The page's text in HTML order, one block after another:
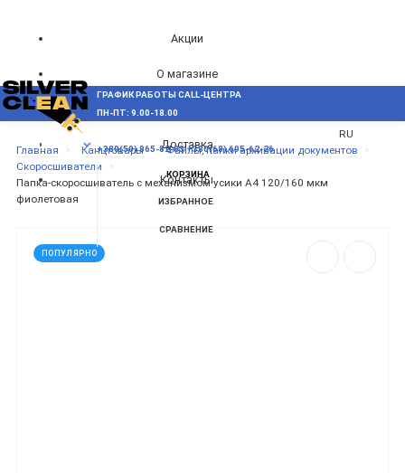
Акции
О магазине
Блог
Доставка
Контакты
RU
МЕНЮ
ГРАФИК РАБОТЫ CALL-ЦЕНТРА
ПН-ПТ: 9.00-18.00
+380(50) 865-82-83+380(68) 695-62-26
КОРЗИНА
ИЗБРАННОЕ
СРАВНЕНИЕ
Главная Канцтовары
Файлы, папки архивации документов
Скоросшиватели
Папка-скоросшиватель с механизмом усики А4 120/160 мкм
фиолетовая
ПОПУЛЯРНО